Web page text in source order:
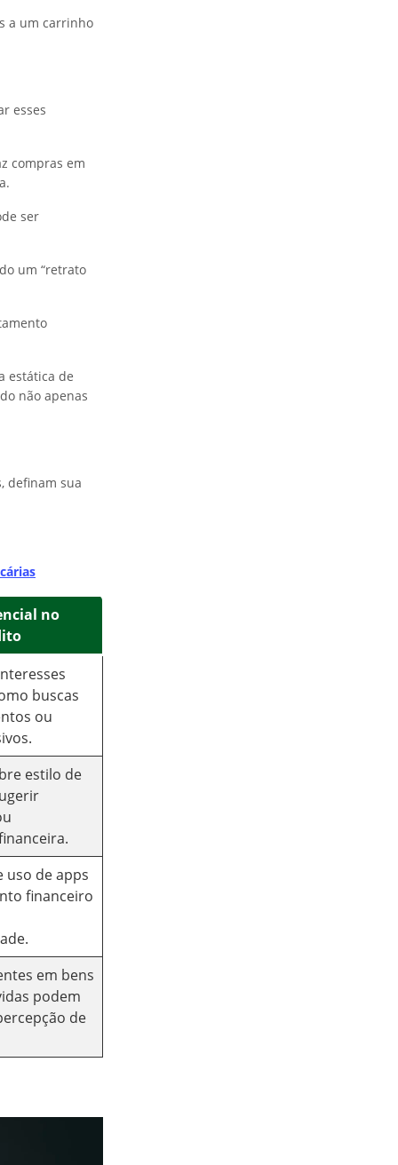
a um carrinho
esses
compras em
ser
um “retrato
estática de
não apenas
definam sua
no
buscas
ou
estilo de
uso de apps
financeiro
em bens
podem
de